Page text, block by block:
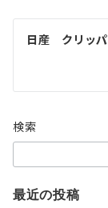
ビ
ゲ
シ
ョ
ン
日産 クリッ
検索
最近の投稿